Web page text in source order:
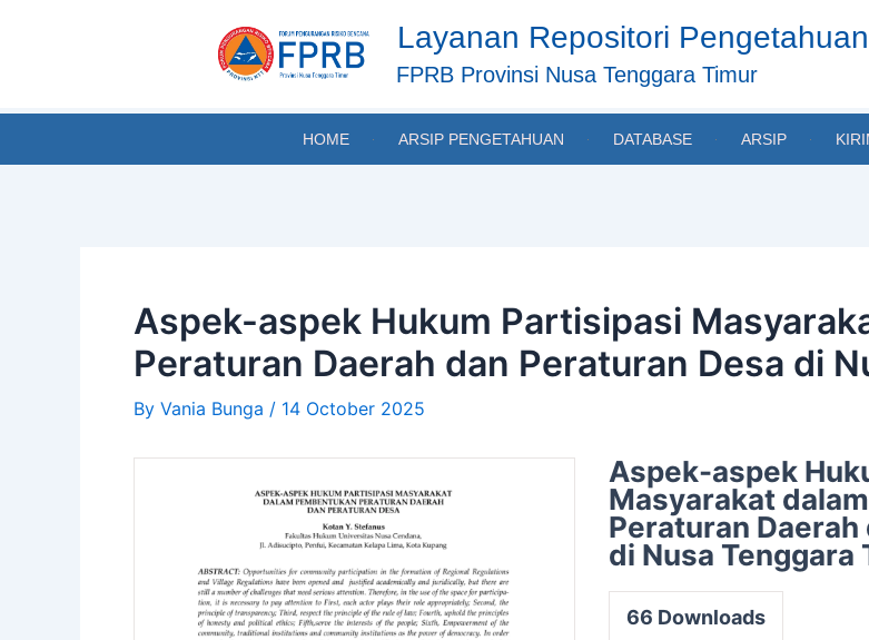
Layanan Repositori
FPRB Provinsi Nusa Tenggara Timur
HOME ARSIP PENGETAHUAN DATABASE ARSIP
Aspek-aspek Hukum Partisipasi
Peraturan Daerah dan Peraturan Desa di
By Vania Bunga / 14 October 2025
Aspek-aspek
Masyarakat
Peraturan
di Nusa Tenggara
66 Downloads
navigation